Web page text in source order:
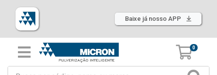
Baixe já nosso APP
0